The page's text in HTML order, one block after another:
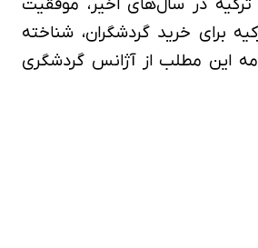
در سال‌های اخیر، موفقیت
داشته؛ و شهر استانبول به‌عنوان پایتخت این کشور، یکی از 10 شهر برتر ترکیه برای خرید گردشگران، شناخته
این مطلب از آژانس گردشگری